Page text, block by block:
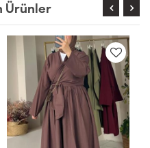
Ürünler